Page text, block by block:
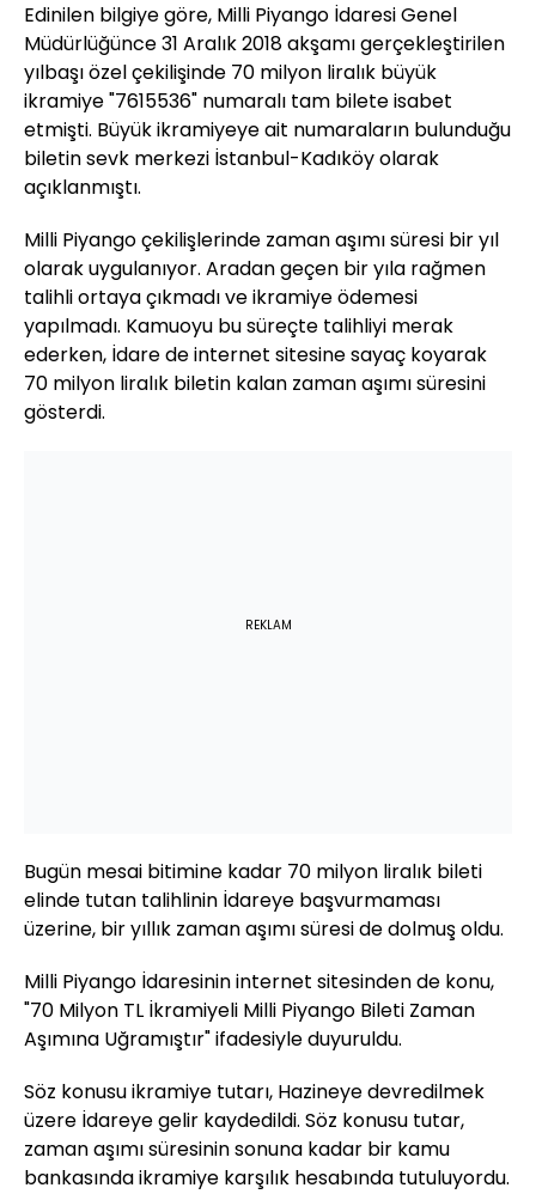
Edinilen bilgiye göre, Milli Piyango İdaresi Genel
Müdürlüğünce 31 Aralık 2018 akşamı gerçekleştirilen
yılbaşı özel çekilişinde 70 milyon liralık büyük
ikramiye "7615536" numaralı tam bilete isabet
etmişti. Büyük ikramiyeye ait numaraların bulunduğu
biletin sevk merkezi İstanbul-Kadıköy olarak
açıklanmıştı.
Milli Piyango çekilişlerinde zaman aşımı süresi bir yıl
olarak uygulanıyor. Aradan geçen bir yıla rağmen
talihli ortaya çıkmadı ve ikramiye ödemesi
yapılmadı. Kamuoyu bu süreçte talihliyi merak
ederken, İdare de internet sitesine sayaç koyarak
70 milyon liralık biletin kalan zaman aşımı süresini
gösterdi.
REKLAM
Bugün mesai bitimine kadar 70 milyon liralık bileti
elinde tutan talihlinin İdareye başvurmaması
üzerine, bir yıllık zaman aşımı süresi de dolmuş oldu.
Milli Piyango İdaresinin internet sitesinden de konu,
"70 Milyon TL İkramiyeli Milli Piyango Bileti Zaman
Aşımına Uğramıştır" ifadesiyle duyuruldu.
Söz konusu ikramiye tutarı, Hazineye devredilmek
üzere İdareye gelir kaydedildi. Söz konusu tutar,
zaman aşımı süresinin sonuna kadar bir kamu
bankasında ikramiye karşılık hesabında tutuluyordu.